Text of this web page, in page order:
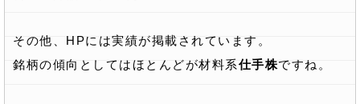
その他、HPには実績が掲載されています。
銘柄の傾向としてはほとんどが材料系仕手株ですね。